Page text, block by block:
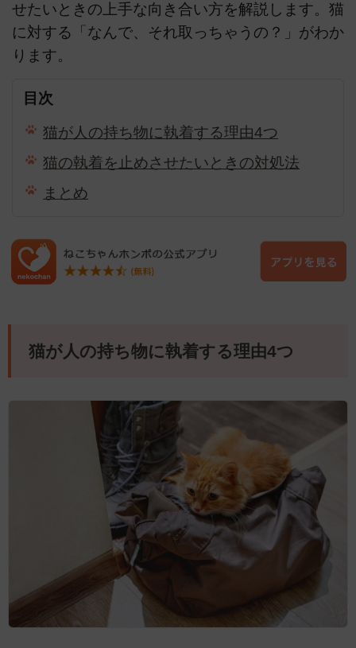
せたいときの上手な向き合い方を解説します。猫
に対する「なんで、それ取っちゃうの？」がわか
ります。
目次
猫が人の持ち物に執着する理由4つ
猫の執着を止めさせたいときの対処法
まとめ
猫が人の持ち物に執着する理由4つ